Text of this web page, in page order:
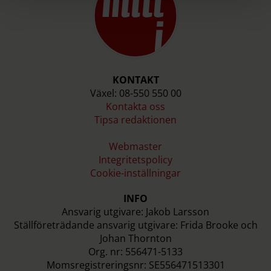
KONTAKT
Växel: 08-550 550 00
Kontakta oss
Tipsa redaktionen
Webmaster
Integritetspolicy
Cookie-inställningar
INFO
Ansvarig utgivare: Jakob Larsson
Ställföreträdande ansvarig utgivare: Frida Brooke och
Johan Thornton
Org. nr: 556471-5133
Momsregistreringsnr: SE556471513301